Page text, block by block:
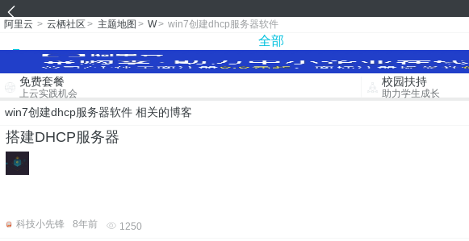
阿里云 > 云栖社区 > 主题地图 > W> win7创建dhcp服务器软件
全部
免费套餐
上云实践机会
校园扶持
助力学生成长
win7创建dhcp服务器软件 相关的博客
搭建DHCP服务器
科技小先锋
8年前 1250